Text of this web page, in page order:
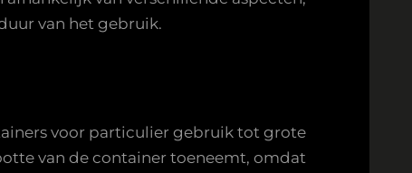
van het gebruik.
voor particulier gebruik tot grote
van de container toeneemt, omdat